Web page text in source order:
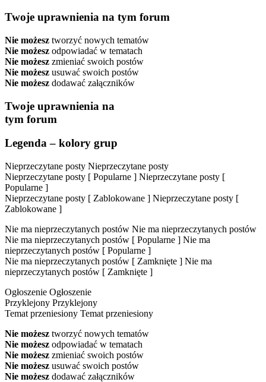
Twoje uprawnienia na tym forum
Nie możesz tworzyć nowych tematów
Nie możesz odpowiadać w tematach
Nie możesz zmieniać swoich postów
Nie możesz usuwać swoich postów
Nie możesz dodawać załączników
Twoje uprawnienia na
tym forum
Legenda – kolory grup
Nieprzeczytane posty Nieprzeczytane posty
Nieprzeczytane posty [ Popularne ] Nieprzeczytane posty [
Popularne ]
Nieprzeczytane posty [ Zablokowane ] Nieprzeczytane posty [
Zablokowane ]
Nie ma nieprzeczytanych postów Nie ma nieprzeczytanych postów
Nie ma nieprzeczytanych postów [ Popularne ] Nie ma
nieprzeczytanych postów [ Popularne ]
Nie ma nieprzeczytanych postów [ Zamknięte ] Nie ma
nieprzeczytanych postów [ Zamknięte ]
Ogłoszenie Ogłoszenie
Przyklejony Przyklejony
Temat przeniesiony Temat przeniesiony
Nie możesz tworzyć nowych tematów
Nie możesz odpowiadać w tematach
Nie możesz zmieniać swoich postów
Nie możesz usuwać swoich postów
Nie możesz dodawać załączników